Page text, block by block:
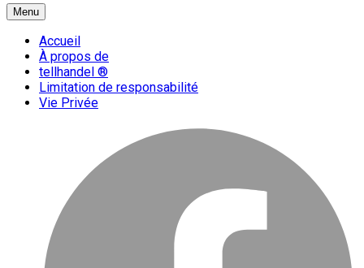
{ + }
blog technologique du hub | migration GNU Linux
Menu
Accueil
À propos de
tellhandel ®
Limitation de responsabilité
Vie Privée